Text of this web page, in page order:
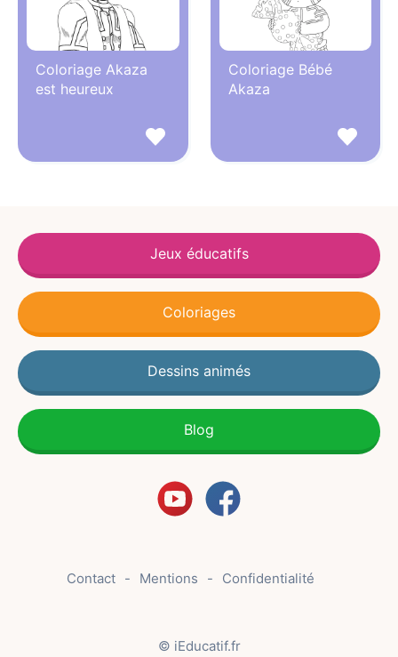
Coloriage Akaza
est heureux
Coloriage Bébé
Akaza
Jeux éducatifs
Coloriages
Dessins animés
Blog
Contact Mentions Confidentialité
© iEducatif.fr